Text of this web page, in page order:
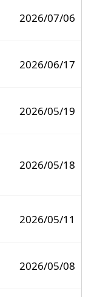
2026/07/06
2026/06/17
2026/05/19
2026/05/18
2026/05/11
2026/05/08